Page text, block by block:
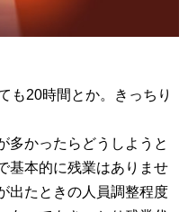
も20時間とか。きっちり
多かったらどうしようと
基本的に残業はありませ
出たときの人員調整程度